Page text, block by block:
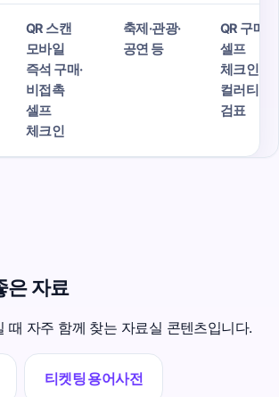
QR 스캔
모바일
즉석 구매·
비접촉
셀프
체크인
축제·관광·
공연 등
QR 구매·
셀프
체크인·
컬러티켓
검표
은 자료
때 자주 함께 찾는 자료실 콘텐츠입니다.
티켓팅 용어사전